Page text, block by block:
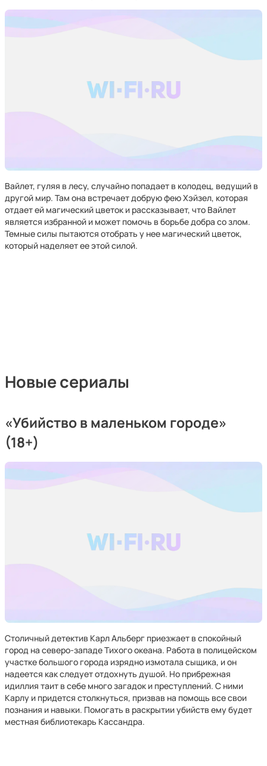
Вайлет, гуляя в лесу, случайно попадает в колодец, ведущий в
другой мир. Там она встречает добрую фею Хэйзел, которая
отдает ей магический цветок и рассказывает, что Вайлет
является избранной и может помочь в борьбе добра со злом.
Темные силы пытаются отобрать у нее магический цветок,
который наделяет ее этой силой.
Новые сериалы
«Убийство в маленьком городе»
(18+)
Столичный детектив Карл Альберг приезжает в спокойный
город на северо-западе Тихого океана. Работа в полицейском
участке большого города изрядно измотала сыщика, и он
надеется как следует отдохнуть душой. Но прибрежная
идиллия таит в себе много загадок и преступлений. С ними
Карлу и придется столкнуться, призвав на помощь все свои
познания и навыки. Помогать в раскрытии убийств ему будет
местная библиотекарь Кассандра.